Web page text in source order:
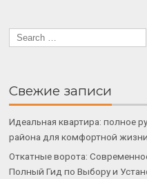
Свежие записи
Идеальная квартира: полное
района для комфортной жизни
Откатные ворота:
Полный Гид по Выбору и